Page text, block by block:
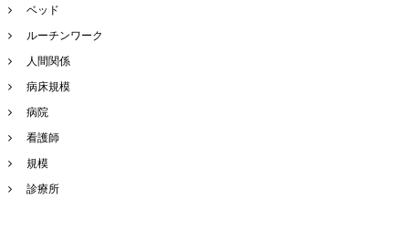
ベッド
ルーチンワーク
人間関係
病床規模
病院
看護師
規模
診療所